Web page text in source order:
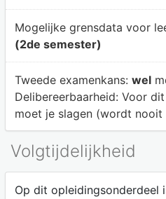
Mogelijke grensdata voor
(2de semester)
Tweede examenkans: wel
Delibereerbaarheid: Voor
moet je slagen (wordt nooit
Volgtijdelijkheid
Op dit opleidingsonderdeel